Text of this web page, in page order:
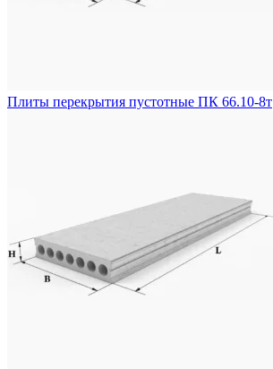
Плиты перекрытия пустотные ПК 66.10-8т